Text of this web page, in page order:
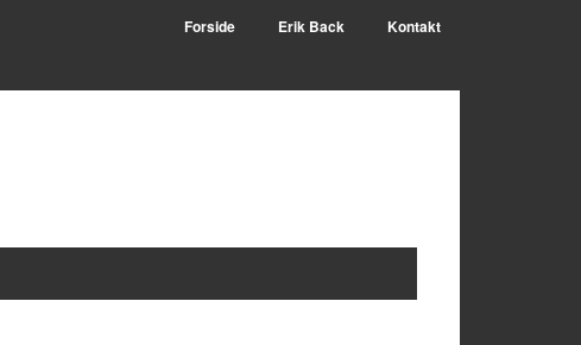
Forside Erik Back Kontakt